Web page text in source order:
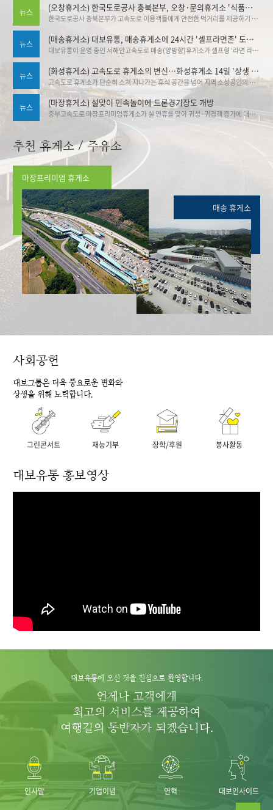
뉴스 (오창휴게소) 한국도로공사 충북본부, 오창·문의휴게소 '식품안심구역' 추가 지정
한국도로공사 충북본부가 고속도로 이용객들에게 안전한 먹거리를 제공하기 위해 관내 휴게소의 식품안심구역 지정을 대폭 확대했다. 도공 충북본부는 오창(양방향)휴게소와 문의청남대(양방향)휴게소가 식품안심구역으로 추가 지정됨에 따라, 오창(하남방향)휴게소에서 공식 지정식을 개최했다. 기사출처▶한국도로공사 충북본부, 오창·문의휴게소 '식품안심구역' 추가 지정:브레이크뉴스
뉴스 (매송휴게소) 대보유통, 매송휴게소에 24시간 '셀프라면존' 도입 … 30종 라면 직접 골라 조리
대보유통이 운영 중인 서해안고속도로 매송(양방향)휴게소가 셀프형 ‘라면 라이브러리 존’을 설치·운영하고 있어 화제다. 이를 통해 휴게소 가격 안정 그리고 야간 고객 서비스 강화라는 두 마리 토끼 잡기에 나섰다. 기사출처 ▶대보유통, 매송휴게소에 24시간 '셀프라면존' 도입 … 30종 라면 직접 골라 조리 | 뉴데일리
뉴스 (화성휴게소) 고속도로 휴게소의 변신…화성휴게소 14일 '상생 플리마켓'
고속도로 휴게소가 단순히 스쳐 지나가는 휴식 공간을 넘어 지역 소상공인의 판로를 열고 관광을 활성화하는 '상생 플랫폼'으로 변신한다. ▶ 기사링크 :고속도로 휴게소의 변신…화성휴게소 14일 '상생 플리마켓'
뉴스 (마장휴게소) 설맞이 민속놀이에 드론경기장도 개방
중부고속도로 마장프리미엄휴게소가 설 연휴를 맞아 귀성·귀경객 증가에 대비한 특별 운영에 돌입했다고 밝혔다. 중부고속도로 마장프리미엄휴게소에서 민속놀이 이벤트를 즐길 수 있다. 기사링크 ▶중부 대보 마장휴게소, 설 맞이 특별 이벤트 - 스포츠Q(큐)
추천 휴게소 / 주유소
마장프리미엄 휴게소
매송 휴게소
사회공헌
대보그룹은 더욱 풍요로운 변화와
상생을 위해 노력합니다.
그린콘서트 재능기부 장학/후원 봉사활동
대보유통 홍보영상
대보유통에 오신 것을 진심으로 환영합니다.
언제나 고객에게
최고의 서비스를 제공하여
여행길의 동반자가 되겠습니다.
인사말 기업이념 연혁 대보인사이드